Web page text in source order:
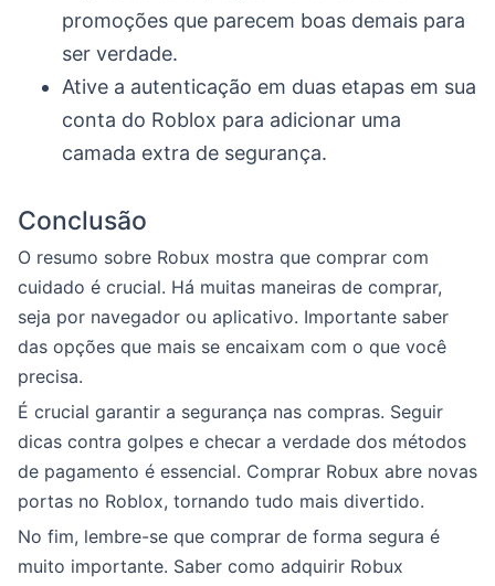
promoções que parecem boas demais para
ser verdade.
Ative a autenticação em duas etapas em sua
conta do Roblox para adicionar uma
camada extra de segurança.
Conclusão
O resumo sobre Robux mostra que comprar com
cuidado é crucial. Há muitas maneiras de comprar,
seja por navegador ou aplicativo. Importante saber
das opções que mais se encaixam com o que você
precisa.
É crucial garantir a segurança nas compras. Seguir
dicas contra golpes e checar a verdade dos métodos
de pagamento é essencial. Comprar Robux abre novas
portas no Roblox, tornando tudo mais divertido.
No fim, lembre-se que comprar de forma segura é
muito importante. Saber como adquirir Robux